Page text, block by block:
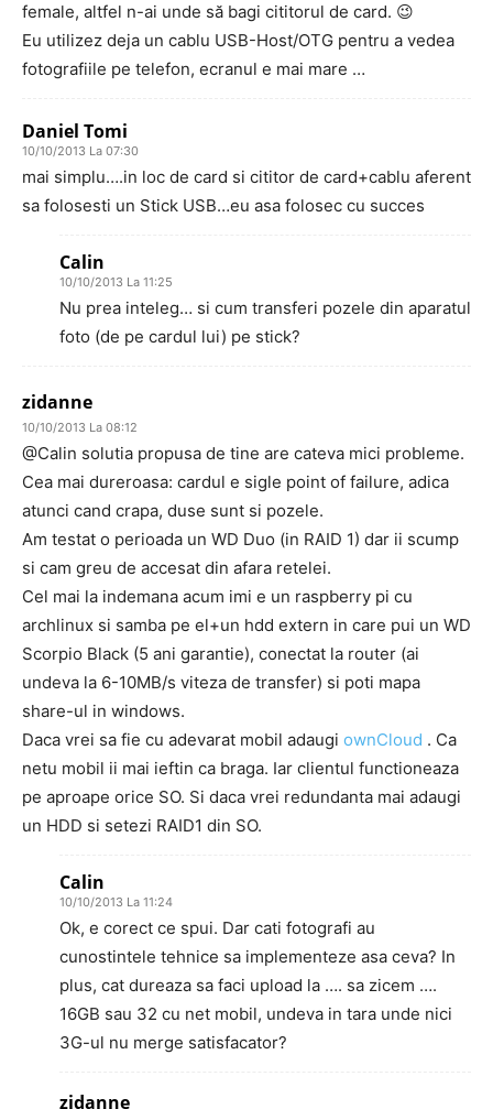
female, altfel n-ai unde să bagi cititorul de card. 😉
Eu utilizez deja un cablu USB-Host/OTG pentru a vedea
fotografiile pe telefon, ecranul e mai mare …
Daniel Tomi
10/10/2013 La 07:30
mai simplu….in loc de card si cititor de card+cablu aferent
sa folosesti un Stick USB…eu asa folosec cu succes
Calin
10/10/2013 La 11:25
Nu prea inteleg… si cum transferi pozele din aparatul
foto (de pe cardul lui) pe stick?
zidanne
10/10/2013 La 08:12
@Calin solutia propusa de tine are cateva mici probleme.
Cea mai dureroasa: cardul e sigle point of failure, adica
atunci cand crapa, duse sunt si pozele.
Am testat o perioada un WD Duo (in RAID 1) dar ii scump
si cam greu de accesat din afara retelei.
Cel mai la indemana acum imi e un raspberry pi cu
archlinux si samba pe el+un hdd extern in care pui un WD
Scorpio Black (5 ani garantie), conectat la router (ai
undeva la 6-10MB/s viteza de transfer) si poti mapa
share-ul in windows.
Daca vrei sa fie cu adevarat mobil adaugi ownCloud . Ca
netu mobil ii mai ieftin ca braga. Iar clientul functioneaza
pe aproape orice SO. Si daca vrei redundanta mai adaugi
un HDD si setezi RAID1 din SO.
Calin
10/10/2013 La 11:24
Ok, e corect ce spui. Dar cati fotografi au
cunostintele tehnice sa implementeze asa ceva? In
plus, cat dureaza sa faci upload la …. sa zicem ….
16GB sau 32 cu net mobil, undeva in tara unde nici
3G-ul nu merge satisfacator?
zidanne